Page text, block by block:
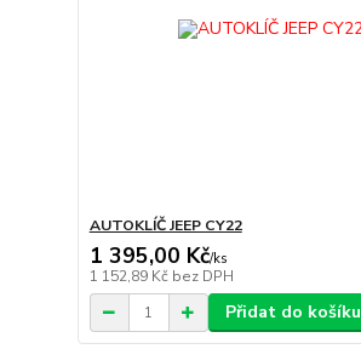
AUTOKLÍČ JEEP CY22
1 395,00 Kč/ks
1 152,89 Kč bez DPH
Přidat do košíku